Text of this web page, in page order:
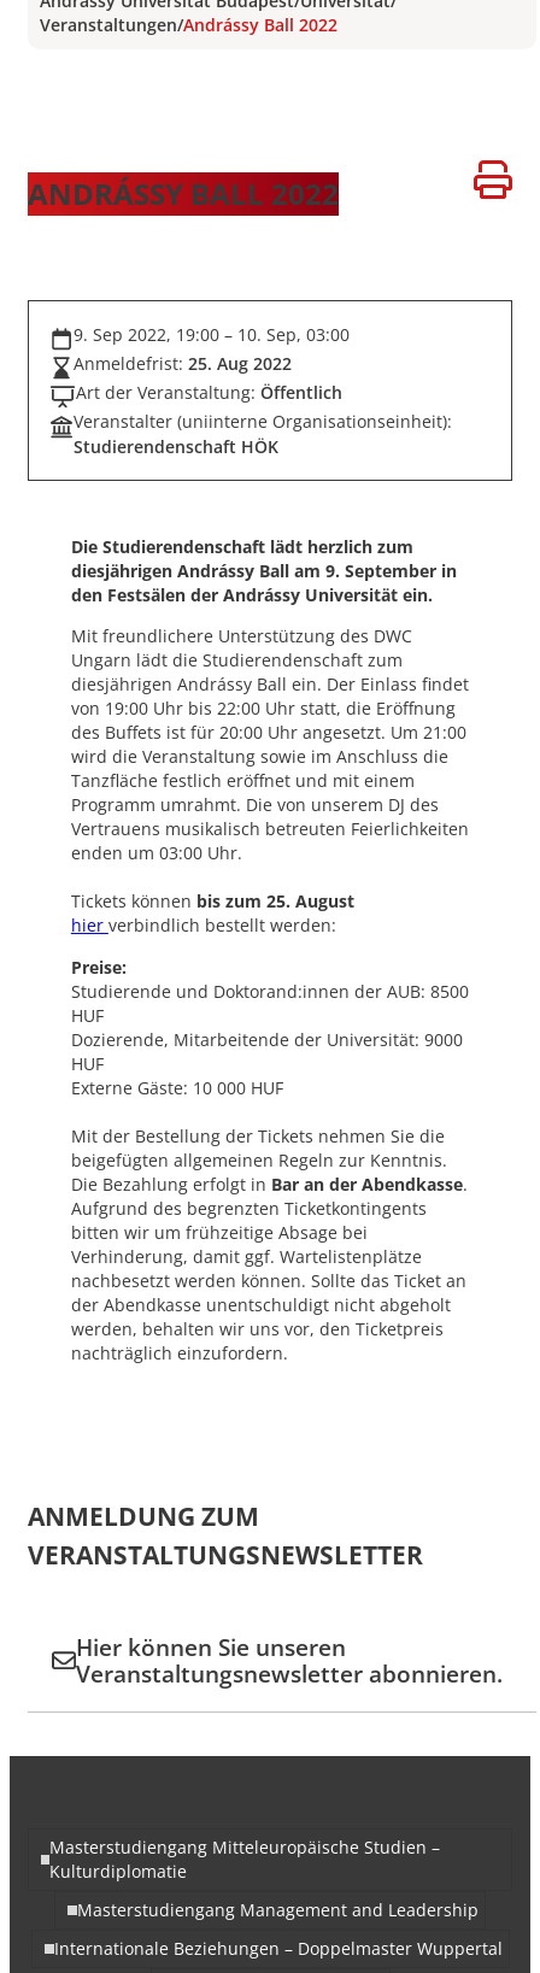
Veranstaltungen/Andrássy Ball 2022
ANDRÁSSY BALL 2022
9. Sep 2022, 19:00 – 10. Sep, 03:00
Anmeldefrist: 25. Aug 2022
Art der Veranstaltung: Öffentlich
Veranstalter (uniinterne Organisationseinheit):
Studierendenschaft HÖK
Die Studierendenschaft lädt herzlich zum
diesjährigen Andrássy Ball am 9. September in
den Festsälen der Andrássy Universität ein.
Mit freundlichere Unterstützung des DWC
Ungarn lädt die Studierendenschaft zum
diesjährigen Andrássy Ball ein. Der Einlass findet
von 19:00 Uhr bis 22:00 Uhr statt, die Eröffnung
des Buffets ist für 20:00 Uhr angesetzt. Um 21:00
wird die Veranstaltung sowie im Anschluss die
Tanzfläche festlich eröffnet und mit einem
Programm umrahmt. Die von unserem DJ des
Vertrauens musikalisch betreuten Feierlichkeiten
enden um 03:00 Uhr.
Tickets können bis zum 25. August
hier verbindlich bestellt werden:
Preise:
Studierende und Doktorand:innen der AUB: 8500
HUF
Dozierende, Mitarbeitende der Universität: 9000
HUF
Externe Gäste: 10 000 HUF
Mit der Bestellung der Tickets nehmen Sie die
beigefügten allgemeinen Regeln zur Kenntnis.
Die Bezahlung erfolgt in Bar an der Abendkasse.
Aufgrund des begrenzten Ticketkontingents
bitten wir um frühzeitige Absage bei
Verhinderung, damit ggf. Wartelistenplätze
nachbesetzt werden können. Sollte das Ticket an
der Abendkasse unentschuldigt nicht abgeholt
werden, behalten wir uns vor, den Ticketpreis
nachträglich einzufordern.
ANMELDUNG ZUM
VERANSTALTUNGSNEWSLETTER
Hier können Sie unseren
Veranstaltungsnewsletter abonnieren.
Masterstudiengang Mitteleuropäische Studien –
Kulturdiplomatie
Masterstudiengang Management and Leadership
Internationale Beziehungen – Doppelmaster Wuppertal